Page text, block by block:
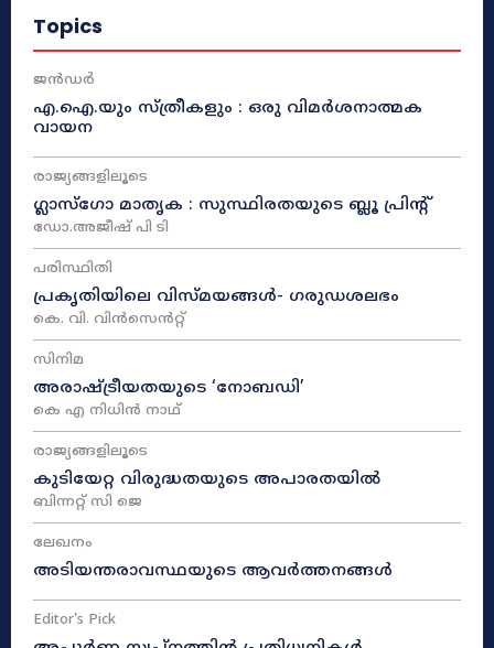
Topics
ജൻഡർ
എ.ഐ.യും സ്ത്രീകളും : ഒരു വിമർശനാത്മക
വായന
രാജ്യങ്ങളിലൂടെ
ഗ്ലാസ്ഗോ മാതൃക : സുസ്ഥിരതയുടെ ബ്ലൂ പ്രിന്റ്
ഡോ.അജീഷ് പി ടി
പരിസ്ഥിതി
പ്രകൃതിയിലെ വിസ്മയങ്ങൾ- ഗരുഡശലഭം
കെ. വി. വിൻസെൻറ്റ്
സിനിമ
അരാഷ്‌ട്രീയതയുടെ ‘നോബഡി’
കെ എ നിധിൻ നാഥ്‌
രാജ്യങ്ങളിലൂടെ
കുടിയേറ്റ വിരുദ്ധതയുടെ അപാരതയിൽ
ബിന്നറ്റ് സി ജെ
ലേഖനം
അടിയന്തരാവസ്ഥയുടെ ആവർത്തനങ്ങൾ
Editor's Pick